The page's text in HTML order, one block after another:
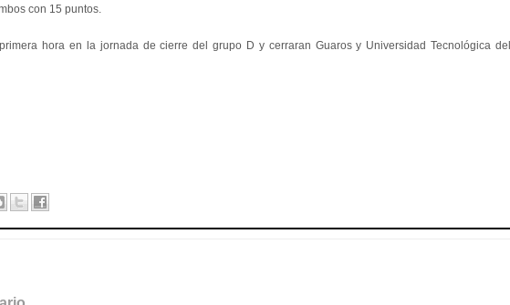
con 15 puntos.
hora en la jornada de cierre del grupo D y cerraran Guaros y Universidad Tecnológica del